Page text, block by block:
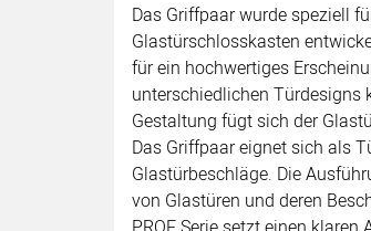
Das Griffpaar wurde speziell
Glastürschlosskasten
für ein hochwertiges
unterschiedlichen Türdesigns
Gestaltung fügt sich der
Das Griffpaar eignet sich als
Glastürbeschläge. Die
von Glastüren und deren